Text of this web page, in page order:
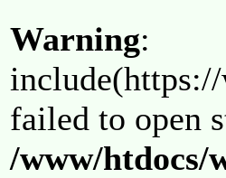
Warning:
failed to open
/www/htdocs/